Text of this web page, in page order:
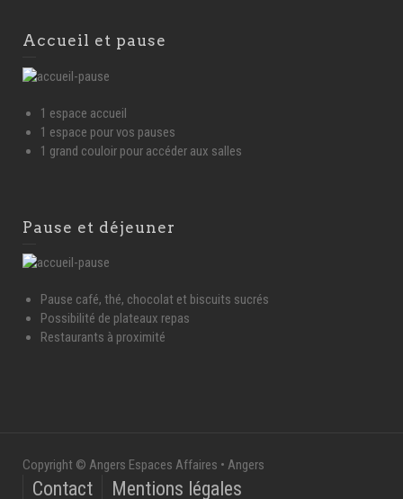
Accueil et pause
1 espace accueil
1 espace pour vos pauses
1 grand couloir pour accéder aux salles
Pause et déjeuner
Pause café, thé, chocolat et biscuits sucrés
Possibilité de plateaux repas
Restaurants à proximité
Copyright © Angers Espaces Affaires • Angers
Contact Mentions légales